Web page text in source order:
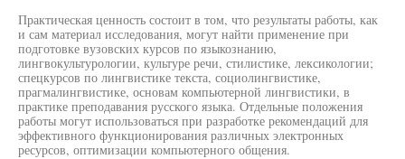
Практическая ценность состоит в том, что результаты работы, как
и сам материал исследования, могут найти применение при
подготовке вузовских курсов по языкознанию,
лингвокультурологии, культуре речи, стилистике, лексикологии;
спецкурсов по лингвистике текста, социолингвистике,
прагмалингвистике, основам компьютерной лингвистики, в
практике преподавания русского языка. Отдельные положения
работы могут использоваться при разработке рекомендаций для
эффективного функционирования различных электронных
ресурсов, оптимизации компьютерного общения.